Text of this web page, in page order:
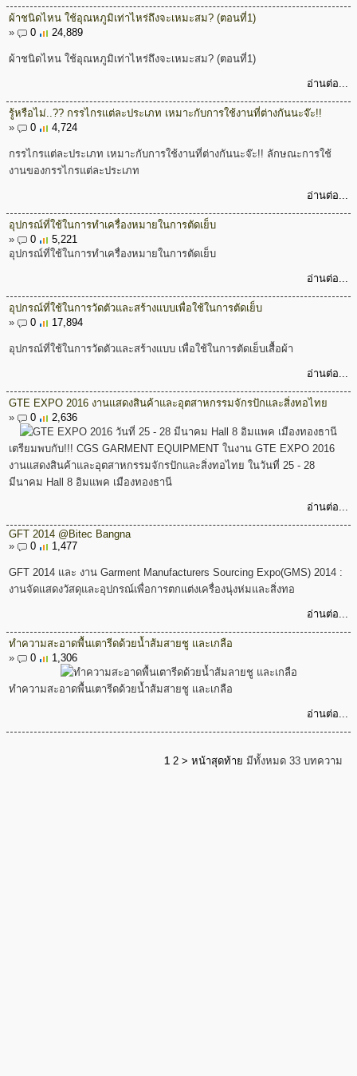
ผ้าชนิดไหน ใช้อุณหภูมิเท่าไหร่ถึงจะเหมะสม? (ตอนที่1)
»
0 24,889
ผ้าชนิดไหน ใช้อุณหภูมิเท่าไหร่ถึงจะเหมะสม? (ตอนที่1)
อ่านต่อ...
รู้หรือไม่..?? กรรไกรแต่ละประเภท เหมาะกับการใช้งานที่ต่างกันนะจ๊ะ!!
»
0 4,724
กรรไกรแต่ละประเภท เหมาะกับการใช้งานที่ต่างกันนะจ๊ะ!! ลักษณะการใช้
งานของกรรไกรแต่ละประเภท
อ่านต่อ...
อุปกรณ์ที่ใช้ในการทำเครื่องหมายในการตัดเย็บ
»
0
5,221
อุปกรณ์ที่ใช้ในการทำเครื่องหมายในการตัดเย็บ
อ่านต่อ...
อุปกรณ์ที่ใช้ในการวัดตัวและสร้างแบบเพื่อใช้ในการตัดเย็บ
»
0 17,894
อุปกรณ์ที่ใช้ในการวัดตัวและสร้างแบบ เพื่อใช้ในการตัดเย็บเสื้อผ้า
อ่านต่อ...
GTE EXPO 2016 งานแสดงสินค้าและอุตสาหกรรมจักรปักและสิ่งทอไทย
»
0 2,636
เตรียมพบกับ!!! CGS GARMENT EQUIPMENT ในงาน GTE EXPO 2016
งานแสดงสินค้าและอุตสาหกรรมจักรปักและสิ่งทอไทย ในวันที่ 25 - 28
มีนาคม Hall 8 อิมแพค เมืองทองธานี
อ่านต่อ...
GFT 2014 @Bitec Bangna
»
0 1,477
GFT 2014 และ งาน Garment Manufacturers Sourcing Expo(GMS) 2014 :
งานจัดแสดงวัสดุและอุปกรณ์เพื่อการตกแต่งเครื่องนุ่งห่มและสิ่งทอ
อ่านต่อ...
ทำความสะอาดพื้นเตารีดด้วยน้ำส้มสายชู และเกลือ
»
0 1,306
ทำความสะอาดพื้นเตารีดด้วยน้ำส้มสายชู และเกลือ
อ่านต่อ...
1 2 > หน้าสุดท้าย มีทั้งหมด 33 บทความ